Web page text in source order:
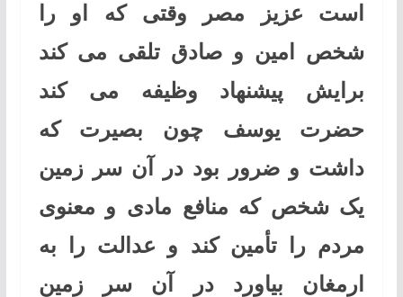
است عزیز مصر وقتی که او را
شخص امین و صادق تلقی می کند
برایش پیشنهاد وظیفه می کند
حضرت یوسف چون بصیرت که
داشت و ضرور بود در آن سر زمین
یک شخص که منافع مادی و معنوی
مردم را تأمین کند و عدالت را به
ارمغان بیاورد در آن سر زمین